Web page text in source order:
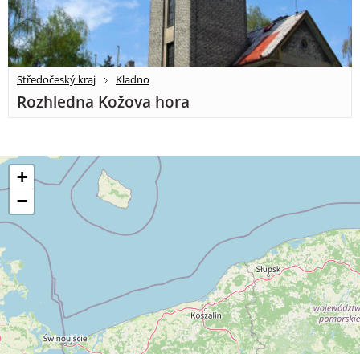
Středočeský kraj Kladno
Rozhledna Kožova hora
+
−